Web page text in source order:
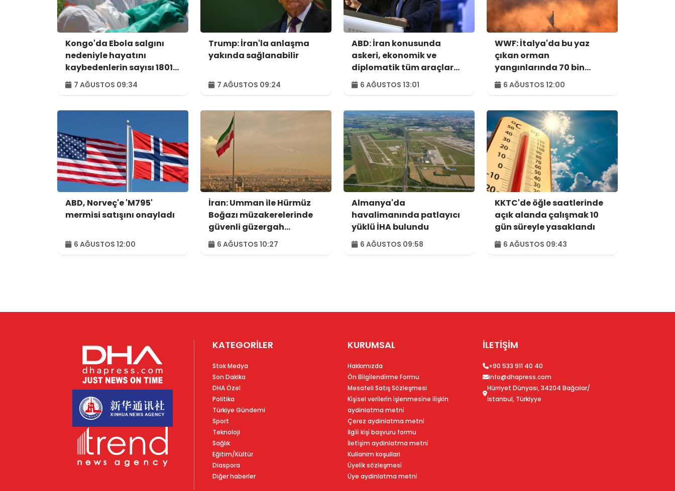
Kongo'da Ebola salgını
nedeniyle hayatını
kaybedenlerin sayısı 1801'e
yükseldi
7 AĞUSTOS 09:34
Trump: İran'la anlaşma
yakında sağlanabilir
7 AĞUSTOS 09:24
ABD: İran konusunda
askeri, ekonomik ve
diplomatik tüm araçlar
kullanılacak
6 AĞUSTOS 13:01
WWF: İtalya'da bu yaz
çıkan orman
yangınlarında 70 bin
hektar alan kül oldu
6 AĞUSTOS 12:00
ABD, Norveç'e 'M795'
mermisi satışını onayladı
6 AĞUSTOS 12:00
İran: Umman ile Hürmüz
Boğazı müzakerelerinde
güvenli güzergah
konusunda anlaşmaya
vardık
6 AĞUSTOS 10:27
Almanya'da
havalimanında patlayıcı
yüklü İHA bulundu
6 AĞUSTOS 09:58
KKTC'de öğle saatlerinde
açık alanda çalışmak 10
gün süreyle yasaklandı
6 AĞUSTOS 09:43
KATEGORİLER
Stok Medya
Son Dakika
DHA Özel
Politika
Türkiye Gündemi
Sport
Teknoloji
Sağlık
Eğitim/Kültür
Diaspora
Diğer haberler
KURUMSAL
Hakkımızda
Ön Bi̇lgi̇lendi̇rme Formu
Mesafeli Satış Sözleşmesi
Ki̇şi̇sel veri̇leri̇n i̇şlenmesi̇ne i̇li̇şki̇n
aydinlatma metni̇
Çerez aydinlatma metni̇
İlgi̇li̇ ki̇şi̇ başvuru formu
İleti̇şi̇m aydinlatma metni̇
Kullanim koşullari
Üyeli̇k sözleşmesi̇
Üye aydinlatma metni̇
İLETİŞİM
+90 533 911 40 40
info@dhapress.com
Hürriyet Dünyası, 34204 Bağcılar/
İstanbul, Türkiyye